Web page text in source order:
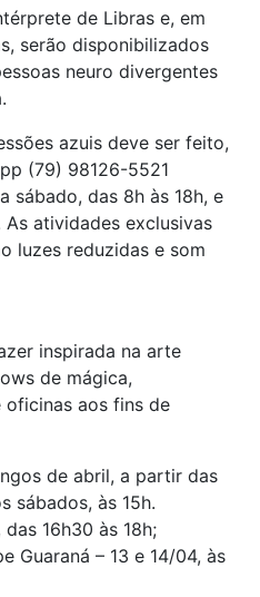
de Libras e, em
serão disponibilizados
neuro divergentes
azuis deve ser feito,
(79) 98126-5521
sábado, das 8h às 18h, e
atividades exclusivas
luzes reduzidas e som
inspirada na arte
de mágica,
aos fins de
de abril, a partir das
sábados, às 15h.
16h30 às 18h;
Guaraná – 13 e 14/04, às